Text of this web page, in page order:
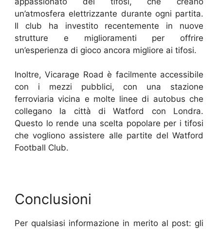
un’atmosfera elettrizzante durante ogni partita.
Il club ha investito recentemente in nuove
strutture e miglioramenti per offrire
un’esperienza di gioco ancora migliore ai tifosi.
Inoltre, Vicarage Road è facilmente accessibile
con i mezzi pubblici, con una stazione
ferroviaria vicina e molte linee di autobus che
collegano la città di Watford con Londra.
Questo lo rende una scelta popolare per i tifosi
che vogliono assistere alle partite del Watford
Football Club.
Conclusioni
Per qualsiasi informazione in merito al post: gli